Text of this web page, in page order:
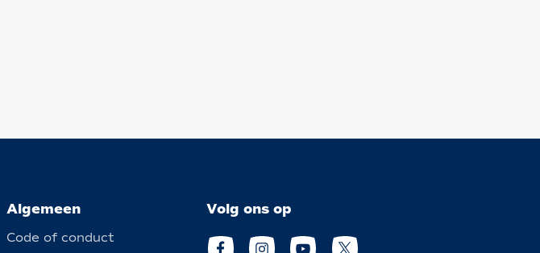
Algemeen
Code of conduct
Volg ons op